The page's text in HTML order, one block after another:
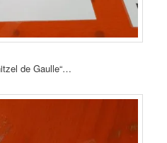
de Gaulle“…